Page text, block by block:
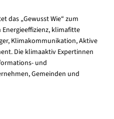
das „Gewusst Wie“ zum
klimafitte
Klimakommunikation, Aktive
Die klimaaktiv Expertinnen
und
Gemeinden und